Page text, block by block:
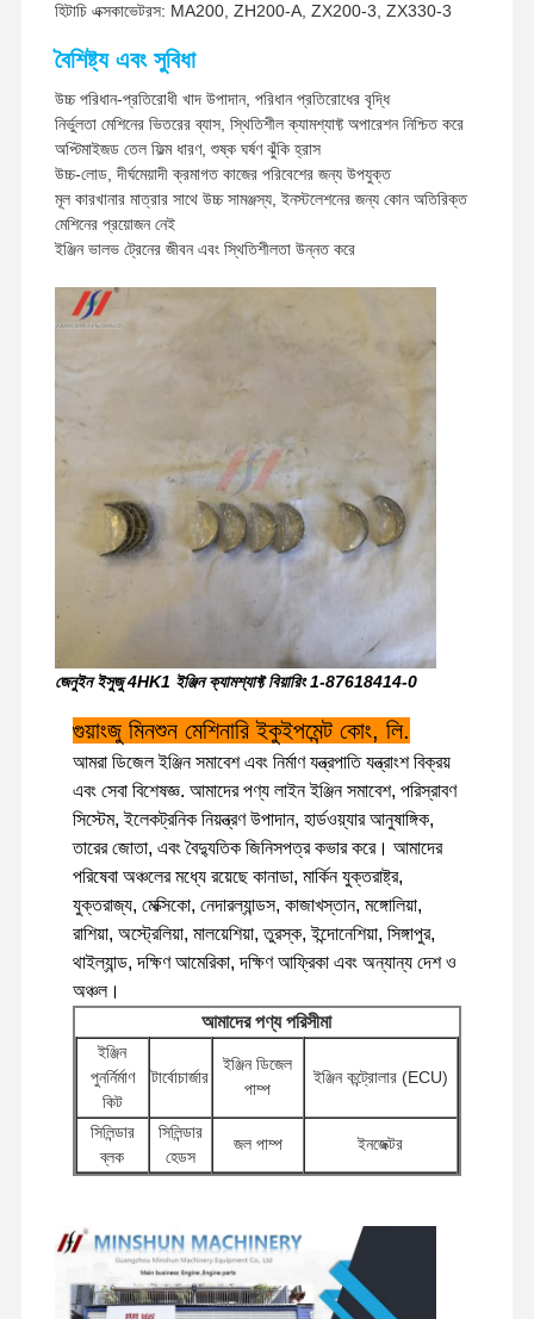
বাড়ি পণ্য ভিআর শো আমাদের সম্বন্ধে
কারখানা ভ্রমণ গুণগত মান নিয়ন্ত্রণ যোগাযোগ করুন খবর
মামলা
পারকিন্স ইঞ্জিন
ইয়ানমার ইঞ্জিন
কুবোটা ইঞ্জিন
CUMMINS ইঞ্জিন
ডিজেল ইঞ্জিন
হিটাচি এক্সকাভেটরস: MA200, ZH200-A, ZX200-3, ZX330-3
বৈশিষ্ট্য এবং সুবিধা
উচ্চ পরিধান-প্রতিরোধী খাদ উপাদান, পরিধান প্রতিরোধের বৃদ্ধি
নির্ভুলতা মেশিনের ভিতরের ব্যাস, স্থিতিশীল ক্যামশ্যাফ্ট অপারেশন নিশ্চিত করে
অপ্টিমাইজড তেল ফিল্ম ধারণ, শুষ্ক ঘর্ষণ ঝুঁকি হ্রাস
উচ্চ-লোড, দীর্ঘমেয়াদী ক্রমাগত কাজের পরিবেশের জন্য উপযুক্ত
মূল কারখানার মাত্রার সাথে উচ্চ সামঞ্জস্য, ইনস্টলেশনের জন্য কোন অতিরিক্ত
মেশিনের প্রয়োজন নেই
ইঞ্জিন ভালভ ট্রেনের জীবন এবং স্থিতিশীলতা উন্নত করে
জেনুইন ইসুজু 4HK1 ইঞ্জিন ক্যামশ্যাফ্ট বিয়ারিং 1-87618414-0
গুয়াংজু মিনশুন মেশিনারি ইকুইপমেন্ট কোং, লি.
আমরা ডিজেল ইঞ্জিন সমাবেশ এবং নির্মাণ যন্ত্রপাতি যন্ত্রাংশ বিক্রয়
এবং সেবা বিশেষজ্ঞ. আমাদের পণ্য লাইন ইঞ্জিন সমাবেশ, পরিস্রাবণ
সিস্টেম, ইলেকট্রনিক নিয়ন্ত্রণ উপাদান, হার্ডওয়্যার আনুষাঙ্গিক,
তারের জোতা, এবং বৈদ্যুতিক জিনিসপত্র কভার করে। আমাদের
পরিষেবা অঞ্চলের মধ্যে রয়েছে কানাডা, মার্কিন যুক্তরাষ্ট্র,
যুক্তরাজ্য, মেক্সিকো, নেদারল্যান্ডস, কাজাখস্তান, মঙ্গোলিয়া,
রাশিয়া, অস্ট্রেলিয়া, মালয়েশিয়া, তুরস্ক, ইন্দোনেশিয়া, সিঙ্গাপুর,
থাইল্যান্ড, দক্ষিণ আমেরিকা, দক্ষিণ আফ্রিকা এবং অন্যান্য দেশ ও
অঞ্চল।
আমাদের পণ্য পরিসীমা
ইঞ্জিন
পুনর্নির্মাণ
কিট
টার্বোচার্জার
ইঞ্জিন ডিজেল
পাম্প
ইঞ্জিন কন্ট্রোলার (ECU)
সিলিন্ডার
ব্লক
সিলিন্ডার
হেডস
জল পাম্প ইনজেক্টর
সুইভেল
উপাদান
পরিবেশক
ভালভ
ভ্রমণ মোটর
সমাবেশ
চ্যাসি উপাদান এবং অন্যান্য